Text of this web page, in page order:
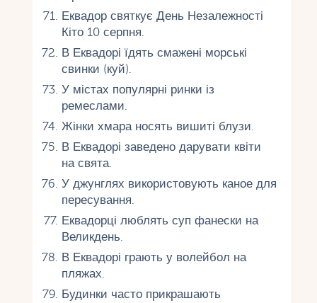
Еквадор святкує День Незалежності
Кіто 10 серпня.
В Еквадорі їдять смажені морські
свинки (куй).
У містах популярні ринки із
ремеслами.
Жінки хмара носять вишиті блузи.
В Еквадорі заведено дарувати квіти
на свята.
У джунглях використовують каное для
пересування.
Еквадорці люблять суп фанески на
Великдень.
В Еквадорі грають у волейбол на
пляжах.
Будинки часто прикрашають